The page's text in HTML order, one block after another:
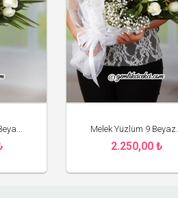
Melek Yüzlüm 9 Beyaz...
2.250,00 ₺
Gemlik Çiçekçi